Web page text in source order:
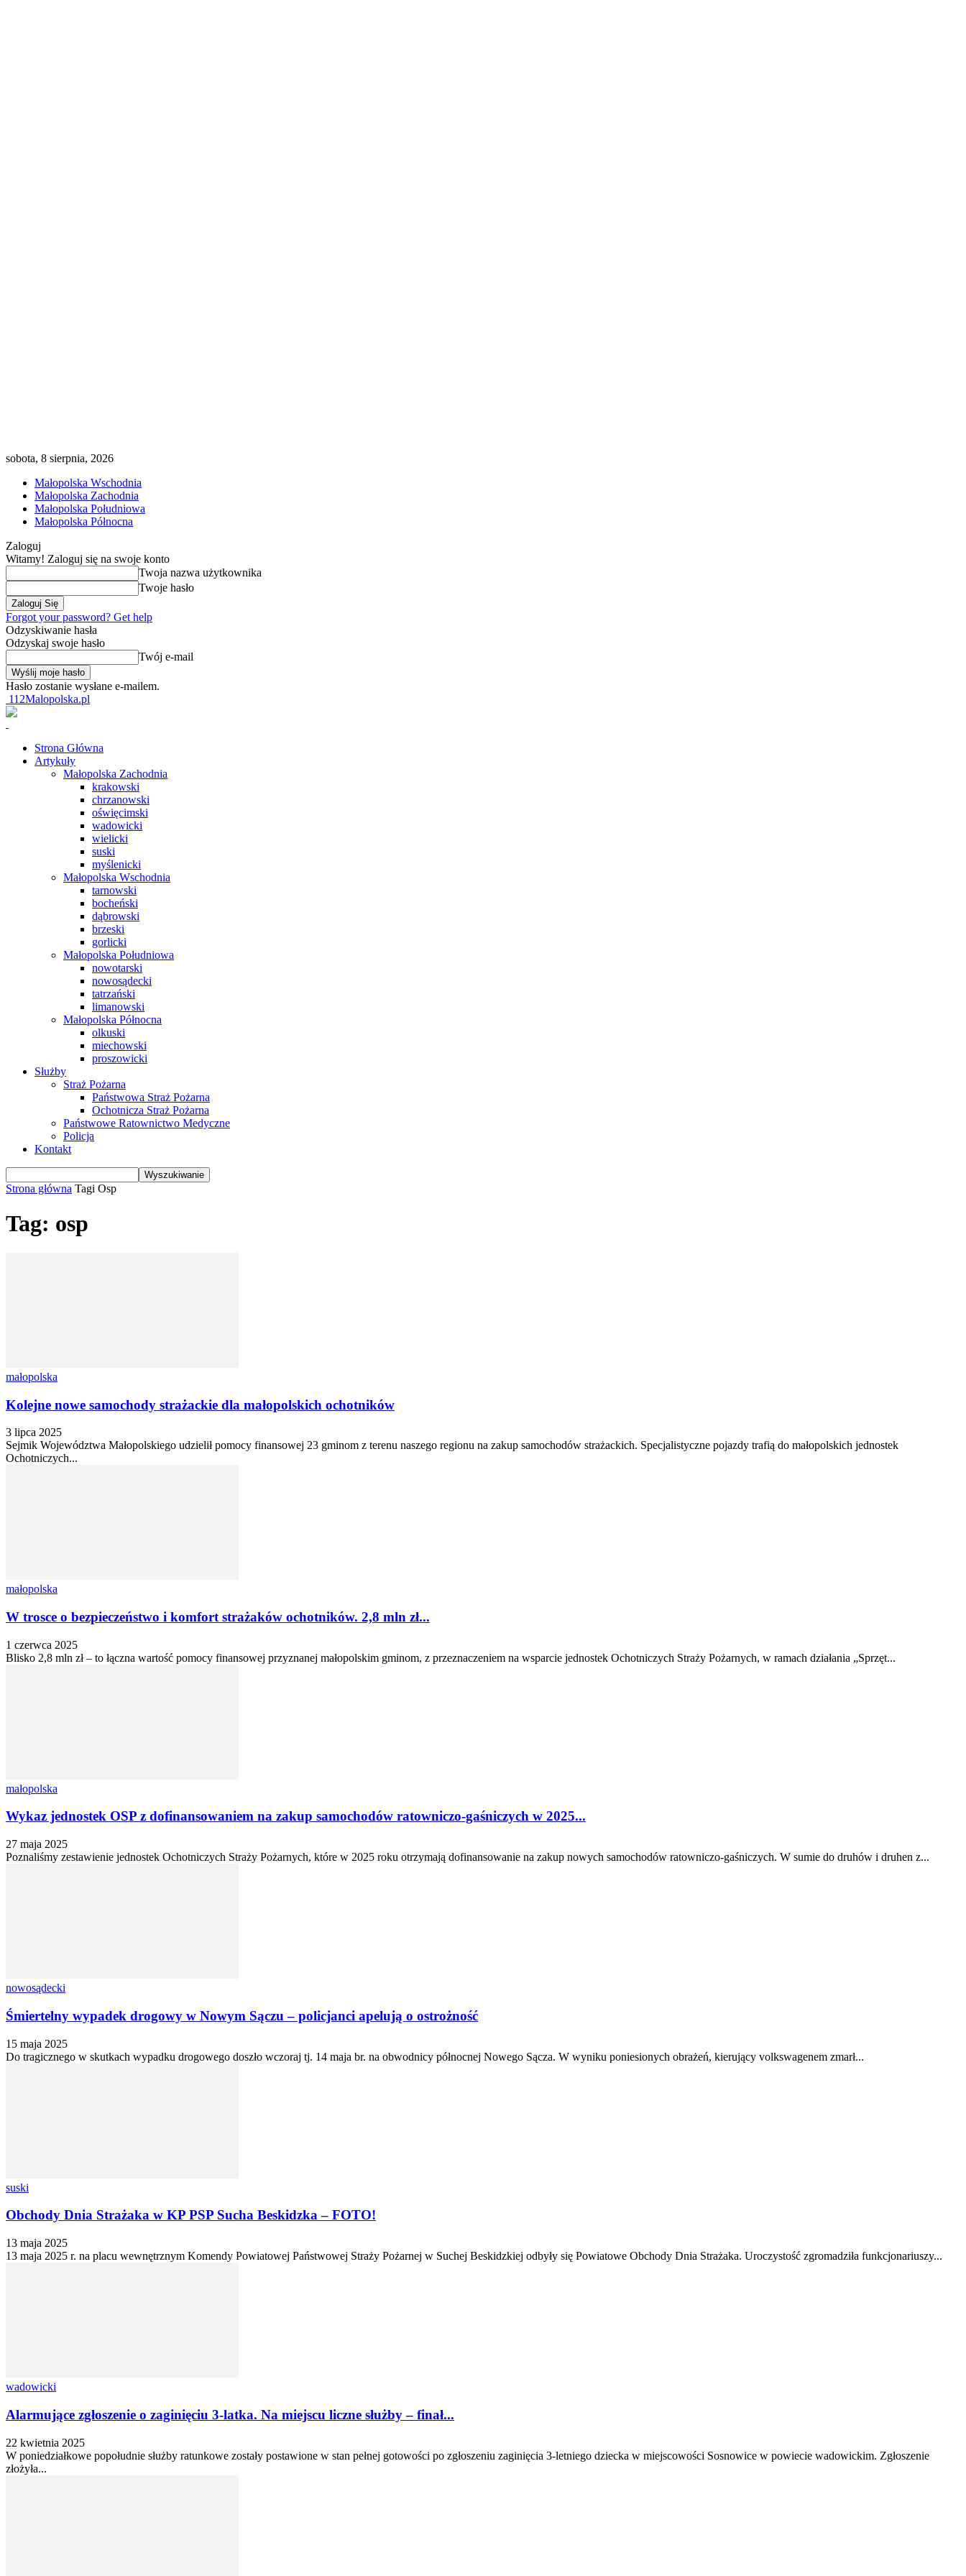
sobota, 8 sierpnia, 2026
Małopolska Wschodnia
Małopolska Zachodnia
Małopolska Południowa
Małopolska Północna
Zaloguj
Witamy! Zaloguj się na swoje konto
Twoja nazwa użytkownika
Twoje hasło
Forgot your password? Get help
Odzyskiwanie hasła
Odzyskaj swoje hasło
Twój e-mail
Hasło zostanie wysłane e-mailem.
112Malopolska.pl
Strona Główna
Artykuły
Małopolska Zachodnia
krakowski
chrzanowski
oświęcimski
wadowicki
wielicki
suski
myślenicki
Małopolska Wschodnia
tarnowski
bocheński
dąbrowski
brzeski
gorlicki
Małopolska Południowa
nowotarski
nowosądecki
tatrzański
limanowski
Małopolska Północna
olkuski
miechowski
proszowicki
Służby
Straż Pożarna
Państwowa Straż Pożarna
Ochotnicza Straż Pożarna
Państwowe Ratownictwo Medyczne
Policja
Kontakt
Strona główna Tagi Osp
Tag: osp
małopolska
Kolejne nowe samochody strażackie dla małopolskich ochotników
3 lipca 2025
Sejmik Województwa Małopolskiego udzielił pomocy finansowej 23 gminom z terenu naszego regionu na zakup samochodów strażackich. Specjalistyczne pojazdy trafią do małopolskich jednostek
Ochotniczych...
małopolska
W trosce o bezpieczeństwo i komfort strażaków ochotników. 2,8 mln zł...
1 czerwca 2025
Blisko 2,8 mln zł – to łączna wartość pomocy finansowej przyznanej małopolskim gminom, z przeznaczeniem na wsparcie jednostek Ochotniczych Straży Pożarnych, w ramach działania „Sprzęt...
małopolska
Wykaz jednostek OSP z dofinansowaniem na zakup samochodów ratowniczo-gaśniczych w 2025...
27 maja 2025
Poznaliśmy zestawienie jednostek Ochotniczych Straży Pożarnych, które w 2025 roku otrzymają dofinansowanie na zakup nowych samochodów ratowniczo-gaśniczych. W sumie do druhów i druhen z...
nowosądecki
Śmiertelny wypadek drogowy w Nowym Sączu – policjanci apelują o ostrożność
15 maja 2025
Do tragicznego w skutkach wypadku drogowego doszło wczoraj tj. 14 maja br. na obwodnicy północnej Nowego Sącza. W wyniku poniesionych obrażeń, kierujący volkswagenem zmarł...
suski
Obchody Dnia Strażaka w KP PSP Sucha Beskidzka – FOTO!
13 maja 2025
13 maja 2025 r. na placu wewnętrznym Komendy Powiatowej Państwowej Straży Pożarnej w Suchej Beskidzkiej odbyły się Powiatowe Obchody Dnia Strażaka. Uroczystość zgromadziła funkcjonariuszy...
wadowicki
Alarmujące zgłoszenie o zaginięciu 3-latka. Na miejscu liczne służby – finał...
22 kwietnia 2025
W poniedziałkowe popołudnie służby ratunkowe zostały postawione w stan pełnej gotowości po zgłoszeniu zaginięcia 3-letniego dziecka w miejscowości Sosnowice w powiecie wadowickim. Zgłoszenie
złożyła...